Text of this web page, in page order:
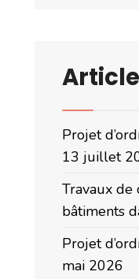
Projet
13 juillet
Travaux de
bâtiments
Projet
mai 2026